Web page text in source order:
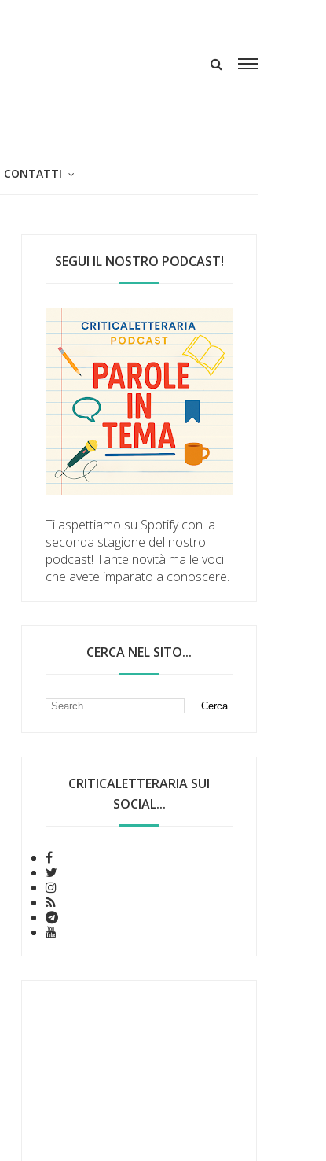
CONTATTI
SEGUI IL NOSTRO PODCAST!
Ti aspettiamo su Spotify con la
seconda stagione del nostro
podcast! Tante novità ma le voci
che avete imparato a conoscere.
CERCA NEL SITO...
CRITICALETTERARIA SUI
SOCIAL...